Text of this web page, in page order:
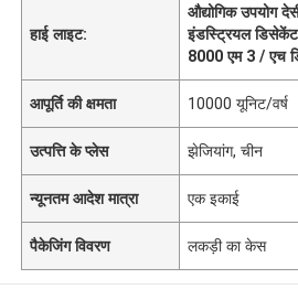
हाई लाइट:
औद्योगिक उपयोग
इंडस्ट्रियल डिसेकेंट
8000 एम 3 / एच
आपूर्ति की क्षमता 10000 यूनिट/वर्ष
उत्पत्ति के प्लेस झेजियांग, चीन
न्यूनतम आदेश मात्रा एक इकाई
पैकेजिंग विवरण लकड़ी का केस